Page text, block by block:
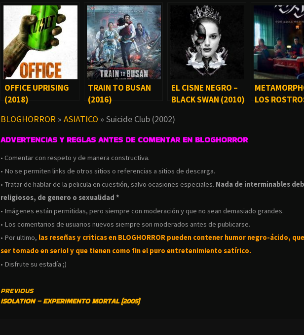
OFFICE UPRISING
(2018)
TRAIN TO BUSAN
(2016)
EL CISNE NEGRO –
BLACK SWAN (2010)
LOS
BLOGHORROR » ASIATICO » Suicide Club (2002)
ADVERTENCIAS Y REGLAS ANTES DE COMENTAR EN BLOGHORROR
• Comentar con respeto y de manera constructiva.
• No se permiten links de otros sitios o referencias a sitios de descarga.
• Tratar de hablar de la pelicula en cuestión, salvo ocasiones especiales. Nada de interminables
religiosos, de genero o sexualidad *
• Imágenes están permitidas, pero siempre con moderación y que no sean demasiado grandes.
• Los comentarios de usuarios nuevos siempre son moderados antes de publicarse.
• Por ultimo, las reseñas y criticas en BLOGHORROR pueden contener humor negro-ácido,
ser tomado en serio! y que tienen como fin el puro entretenimiento satírico.
• Disfrute su estadía ;)
CONTINUE
READING
PREVIOUS
ISOLATION – EXPERIMENTO MORTAL (2005)